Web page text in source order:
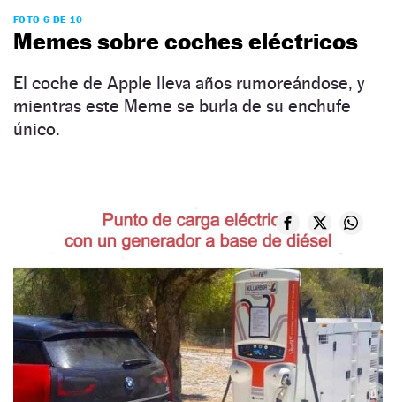
FOTO 6 DE 10
Memes sobre coches eléctricos
El coche de Apple lleva años rumoreándose, y
mientras este Meme se burla de su enchufe
único.